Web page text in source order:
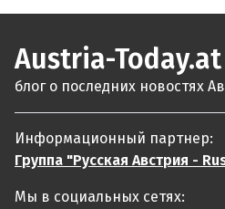
Austria-Today.at
блог о последних новостях
Информационный партнер:
Группа "Русская Австрия -
Мы в социальных сетях: